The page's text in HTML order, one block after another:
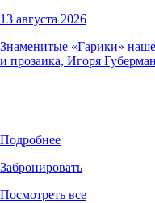
13 августа 2026
Знаменитые «Гарики»
и прозаика, Игоря
Подробнее
Забронировать
Посмотреть все